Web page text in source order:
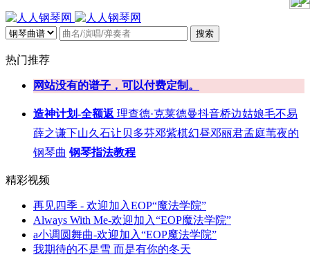
搜索
热门推荐
网站没有的谱子，可以付费定制。
造神计划-全额返 理查德·克莱德曼抖音桥边姑娘毛不易
薛之谦下山久石让贝多芬邓紫棋幻昼邓丽君孟庭苇夜的
钢琴曲 钢琴指法教程
精彩视频
再见四季 - 欢迎加入EOP“魔法学院”
Always With Me-欢迎加入“EOP魔法学院”
a小调圆舞曲-欢迎加入“EOP魔法学院”
我期待的不是雪 而是有你的冬天